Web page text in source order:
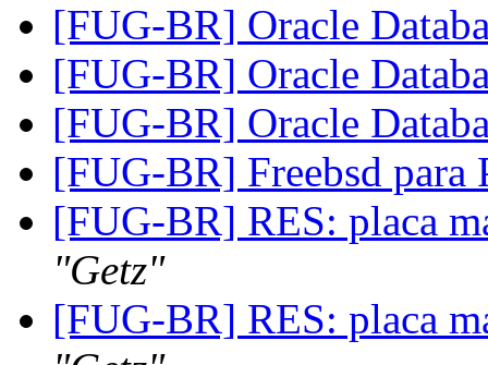
[FUG-BR] Oracle
[FUG-BR] Oracle
[FUG-BR] Oracle
[FUG-BR] Freebsd para
[FUG-BR] RES: placa
"Getz"
[FUG-BR] RES: placa